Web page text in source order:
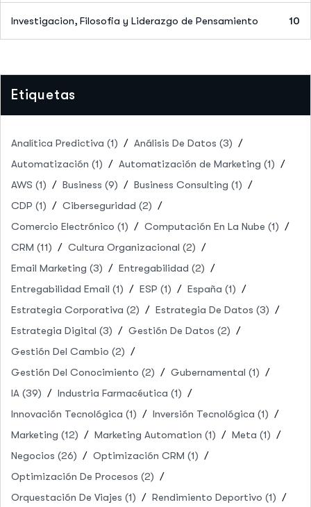
Investigacion, Filosofia y Liderazgo de Pensamiento 10
Etiquetas
Analítica Predictiva (1) Análisis De Datos (3)
Automatización (1) Automatización de Marketing (1)
AWS (1) Business (9) Business Consulting (1)
CDP (1) Ciberseguridad (2)
Comercio Electrónico (1) Computación En La Nube (1)
CRM (11) Cultura Organizacional (2)
Email Marketing (3) Entregabilidad (2)
Entregabilidad Email (1) ESP (1) España (1)
Estrategia Corporativa (2) Estrategia De Datos (3)
Estrategia Digital (3) Gestión De Datos (2)
Gestión Del Cambio (2)
Gestión Del Conocimiento (2) Gubernamental (1)
IA (39) Industria Farmacéutica (1)
Innovación Tecnológica (1) Inversión Tecnológica (1)
Marketing (12) Marketing Automation (1) Meta (1)
Negocios (26) Optimización CRM (1)
Optimización De Procesos (2)
Orquestación De Viajes (1) Rendimiento Deportivo (1)